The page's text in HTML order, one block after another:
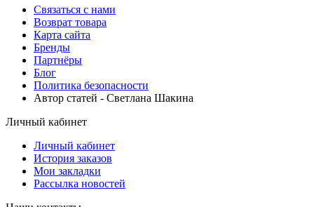
Связаться с нами
Возврат товара
Карта сайта
Бренды
Партнёры
Блог
Политика безопасности
Автор статей - Светлана Шакина
Личный кабинет
Личный кабинет
История заказов
Мои закладки
Рассылка новостей